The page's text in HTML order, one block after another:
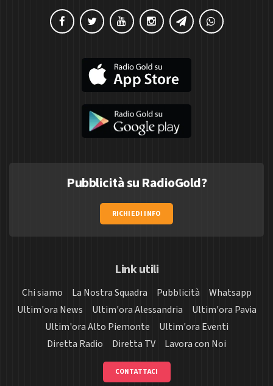
Pubblicità su RadioGold?
RICHIEDI INFO
Link utili
Chi siamo La Nostra Squadra Pubblicità
Whatsapp
Ultim'ora News
Ultim'ora Alessandria
Ultim'ora Pavia
Ultim'ora Alto Piemonte
Ultim'ora Eventi
Diretta Radio
Diretta TV Lavora con Noi
CONTATTACI